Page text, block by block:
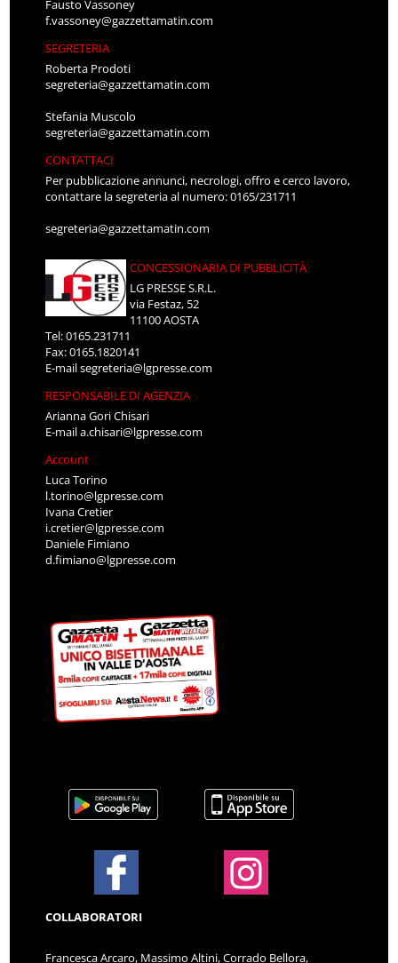
Fausto Vassoney
f.vassoney@gazzettamatin.com
SEGRETERIA
Roberta Prodoti
segreteria@gazzettamatin.com
Stefania Muscolo
segreteria@gazzettamatin.com
CONTATTACI
Per pubblicazione annunci, necrologi, offro e cerco lavoro,
contattare la segreteria al numero: 0165/231711
segreteria@gazzettamatin.com
CONCESSIONARIA DI PUBBLICITÀ
LG PRESSE S.R.L.
via Festaz, 52
11100 AOSTA
Tel: 0165.231711
Fax: 0165.1820141
E-mailsegreteria@lgpresse.com
RESPONSABILE DI AGENZIA
Arianna Gori Chisari
E-maila.chisari@lgpresse.com
Account
Luca Torino
l.torino@lgpresse.com
Ivana Cretier
i.cretier@lgpresse.com
Daniele Fimiano
d.fimiano@lgpresse.com
COLLABORATORI
Francesca Arcaro, Massimo Altini, Corrado Bellora,